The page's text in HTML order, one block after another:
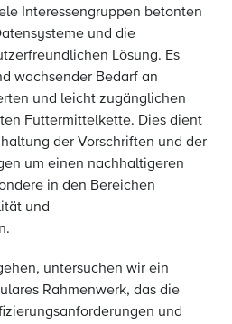
Interessengruppen betonten
und die
Lösung. Es
wachsender Bedarf an
und leicht zugänglichen
Futtermittelkette. Dies dient
der Vorschriften und der
um einen nachhaltigeren
in den Bereichen
und
untersuchen wir ein
Rahmenwerk, das die
und